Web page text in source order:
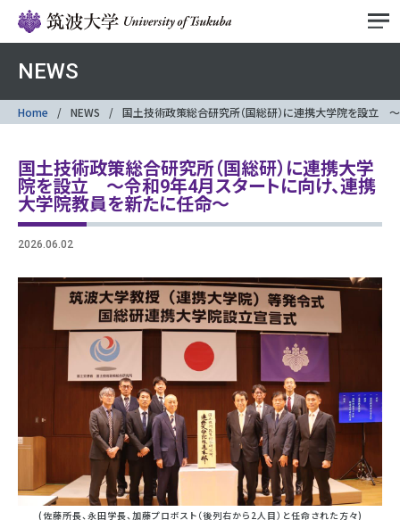
NEWS
Home NEWS 国土技術政策総合研究所（国総研）に連携大学院を設立
国土技術政策総合研究所（国総研）に連携大学
院を設立 ～令和9年4月スタートに向け、連携
大学院教員を新たに任命～
2026.06.02
(佐藤所長、永田学長、加藤プロボスト（後列右から2人目）と任命された方々)